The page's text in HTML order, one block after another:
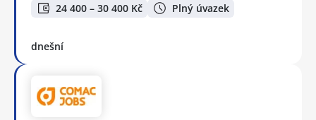
24 400 – 30 400 Kč Plný úvazek
dnešní